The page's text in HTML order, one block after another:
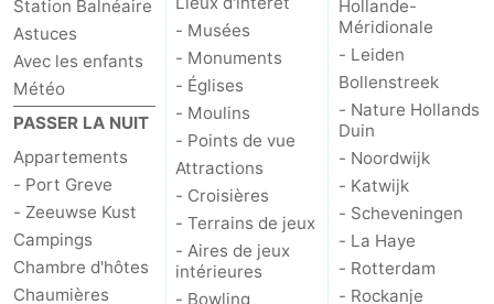
Schouwen
Nature
Oranjezon
-
Oostkapelle
-
de
Mantelingen
Domburg
-
Zoutelande
-
Vlissingen
-
Station Balnéaire
Astuces
Avec les enfants
Météo
PASSER LA NUIT
Appartements
- Port Greve
- Zeeuwse Kust
Campings
Chambre d'hôtes
Chaumières
- Musées
- Monuments
- Églises
- Moulins
- Points de vue
Attractions
- Croisières
- Terrains de jeux
- Aires de jeux
intérieures
- Bowling
Hollande-
Méridionale
- Leiden
Bollenstreek
- Nature Hollands
Duin
- Noordwijk
- Katwijk
- Scheveningen
- La Haye
- Rotterdam
- Rockanje